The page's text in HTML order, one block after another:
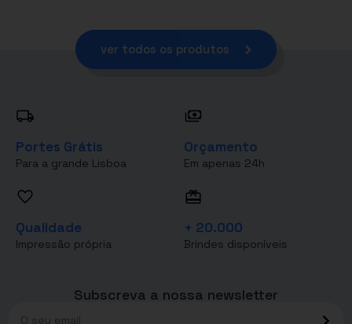
ver todos os produtos
Portes Grátis
Para a grande Lisboa
Orçamento
Em apenas 24h
Qualidade
Impressão própria
+ 20.000
Brindes disponíveis
Subscreva a nossa newsletter